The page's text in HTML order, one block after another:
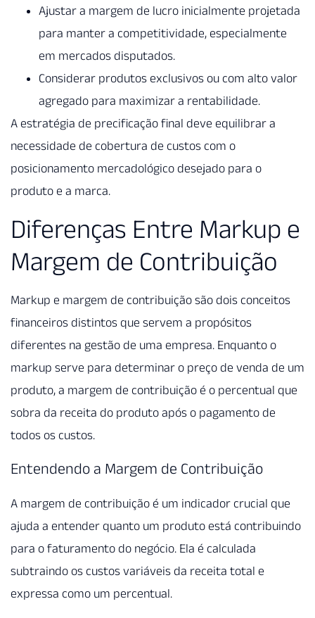
Ajustar a margem de lucro inicialmente projetada
para manter a competitividade, especialmente
em mercados disputados.
Considerar produtos exclusivos ou com alto valor
agregado para maximizar a rentabilidade.
A estratégia de precificação final deve equilibrar a
necessidade de cobertura de custos com o
posicionamento mercadológico desejado para o
produto e a marca.
Diferenças Entre Markup e
Margem de Contribuição
Markup e margem de contribuição são dois conceitos
financeiros distintos que servem a propósitos
diferentes na gestão de uma empresa. Enquanto o
markup serve para determinar o preço de venda de um
produto, a margem de contribuição é o percentual que
sobra da receita do produto após o pagamento de
todos os custos.
Entendendo a Margem de Contribuição
A margem de contribuição é um indicador crucial que
ajuda a entender quanto um produto está contribuindo
para o faturamento do negócio. Ela é calculada
subtraindo os custos variáveis da receita total e
expressa como um percentual.